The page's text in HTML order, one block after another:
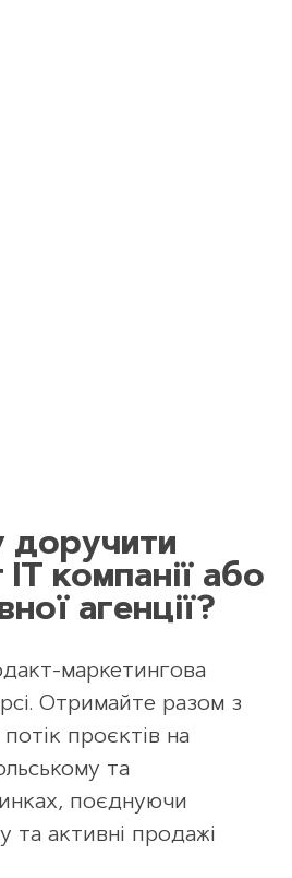
доручити
компанії або
агенції?
маркетингова
Отримайте разом з
проєктів на
та
поєднуючи
та активні продажі